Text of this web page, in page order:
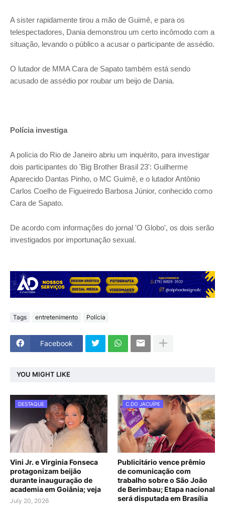
A sister rapidamente tirou a mão de Guimê, e para os
telespectadores, Dania demonstrou um certo incômodo com a
situação, levando o público a acusar o participante de assédio.
O lutador de MMA Cara de Sapato também está sendo
acusado de assédio por roubar um beijo de Dania.
Polícia investiga
A polícia do Rio de Janeiro abriu um inquérito, para investigar
dois participantes do 'Big Brother Brasil 23': Guilherme
Aparecido Dantas Pinho, o MC Guimê, e o lutador Antônio
Carlos Coelho de Figueiredo Barbosa Júnior, conhecido como
Cara de Sapato.
De acordo com informações do jornal 'O Globo', os dois serão
investigados por importunação sexual.
Tags entretenimento Polícia
Facebook
YOU MIGHT LIKE
DESTAQUE
Vini Jr. e Virginia Fonseca
protagonizam beijão
durante inauguração de
academia em Goiânia; veja
July 20, 2026
C.DO JACUÍPE
Publicitário vence prêmio
de comunicação com
trabalho sobre o São João
de Berimbau; Etapa nacional
será disputada em Brasília